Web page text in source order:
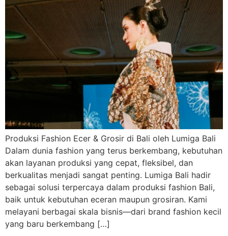
Produksi Fashion Ecer & Grosir di Bali oleh Lumiga Bali
Dalam dunia fashion yang terus berkembang, kebutuhan
akan layanan produksi yang cepat, fleksibel, dan
berkualitas menjadi sangat penting. Lumiga Bali hadir
sebagai solusi terpercaya dalam produksi fashion Bali,
baik untuk kebutuhan eceran maupun grosiran. Kami
melayani berbagai skala bisnis—dari brand fashion kecil
yang baru berkembang […]